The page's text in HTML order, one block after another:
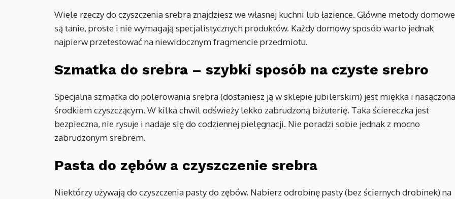
Wiele rzeczy do czyszczenia srebra znajdziesz we własnej kuchni lub łazience. Główne metody domowe
są tanie, proste i nie wymagają specjalistycznych produktów. Każdy domowy sposób warto jednak
najpierw przetestować na niewidocznym fragmencie przedmiotu.
Szmatka do srebra – szybki sposób na czyste srebro
Specjalna szmatka do polerowania srebra (dostaniesz ją w sklepie jubilerskim) jest miękka i nasączona
środkiem czyszczącym. W kilka chwil odświeży lekko zabrudzoną biżuterię. Taka ściereczka jest
bezpieczna, nie rysuje i nadaje się do codziennej pielęgnacji. Nie poradzi sobie jednak z mocno
zabrudzonym srebrem.
Pasta do zębów a czyszczenie srebra
Niektórzy używają do czyszczenia pasty do zębów. Nabierz odrobinę pasty (bez ściernych drobinek) na